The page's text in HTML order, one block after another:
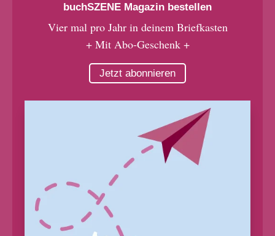
buchSZENE Magazin bestellen
Vier mal pro Jahr in deinem Briefkasten
+ Mit Abo-Geschenk +
Jetzt abonnieren